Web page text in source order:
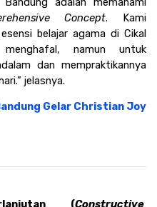
Concept. Kami
belajar agama di Cikal
namun untuk
dan mempraktikannya
jelasnya.
Gelar Christian Joy
(Constructive